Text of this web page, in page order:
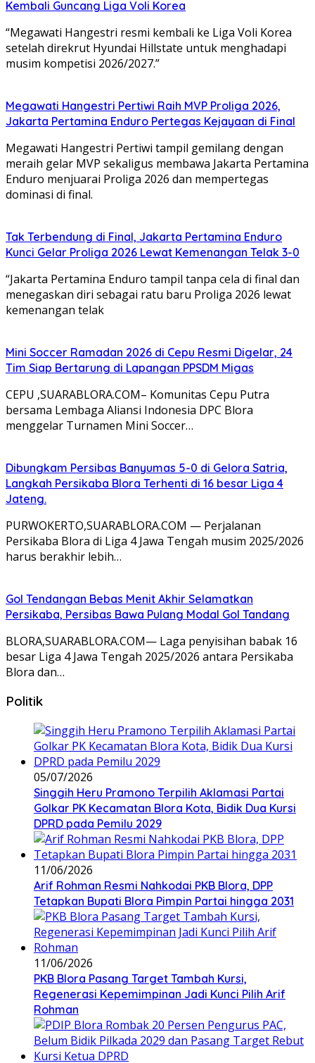
Kembali Guncang Liga Voli Korea
“Megawati Hangestri resmi kembali ke Liga Voli Korea
setelah direkrut Hyundai Hillstate untuk menghadapi
musim kompetisi 2026/2027.”
Megawati Hangestri Pertiwi Raih MVP Proliga 2026,
Jakarta Pertamina Enduro Pertegas Kejayaan di Final
Megawati Hangestri Pertiwi tampil gemilang dengan
meraih gelar MVP sekaligus membawa Jakarta Pertamina
Enduro menjuarai Proliga 2026 dan mempertegas
dominasi di final.
Tak Terbendung di Final, Jakarta Pertamina Enduro
Kunci Gelar Proliga 2026 Lewat Kemenangan Telak 3-0
“Jakarta Pertamina Enduro tampil tanpa cela di final dan
menegaskan diri sebagai ratu baru Proliga 2026 lewat
kemenangan telak
‎Mini Soccer Ramadan 2026 di Cepu Resmi Digelar, 24
Tim Siap Bertarung di Lapangan PPSDM Migas
CEPU ,SUARABLORA.COM– Komunitas Cepu Putra
bersama Lembaga Aliansi Indonesia DPC Blora
menggelar Turnamen Mini Soccer…
‎Dibungkam Persibas Banyumas 5-0 di Gelora Satria,
Langkah Persikaba Blora Terhenti di 16 besar Liga 4
Jateng.
PURWOKERTO,SUARABLORA.COM — Perjalanan
Persikaba Blora di Liga 4 Jawa Tengah musim 2025/2026
harus berakhir lebih…
‎Gol Tendangan Bebas Menit Akhir Selamatkan
Persikaba, Persibas Bawa Pulang Modal Gol Tandang
BLORA,SUARABLORA.COM— Laga penyisihan babak 16
besar Liga 4 Jawa Tengah 2025/2026 antara Persikaba
Blora dan…
Politik
05/07/2026
Singgih Heru Pramono Terpilih Aklamasi Partai
Golkar PK Kecamatan Blora Kota, Bidik Dua Kursi
DPRD pada Pemilu 2029
11/06/2026
Arif Rohman Resmi Nahkodai PKB Blora, DPP
Tetapkan Bupati Blora Pimpin Partai hingga 2031
11/06/2026
PKB Blora Pasang Target Tambah Kursi,
Regenerasi Kepemimpinan Jadi Kunci Pilih Arif
Rohman